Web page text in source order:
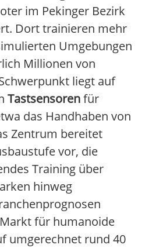
im Pekinger Bezirk
Dort trainieren mehr
Umgebungen
Millionen von
liegt auf
Tastsensorenfür
das Handhaben von
Zentrum bereitet
vor, die
Training über
hinweg
für humanoide
umgerechnet rund 40